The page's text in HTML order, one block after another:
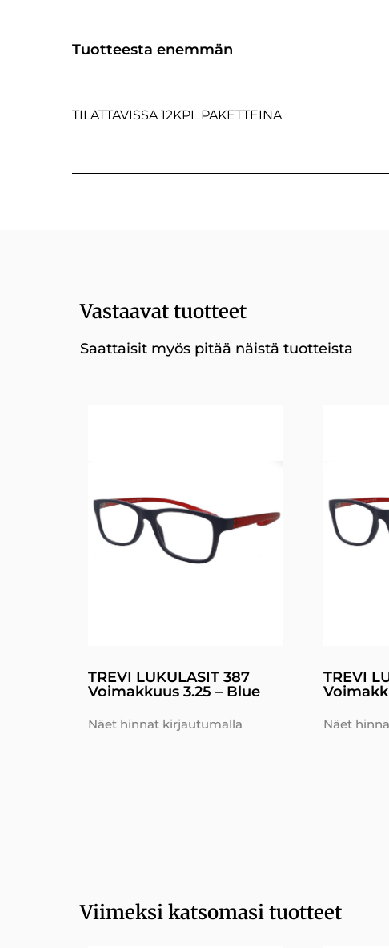
Tuotteesta enemmän
TILATTAVISSA 12KPL PAKETTEINA
Vastaavat tuotteet
Saattaisit myös pitää näistä tuotteista
TREVI LUKULASIT 387
Voimakkuus 3.25 – Blue
Näet hinnat kirjautumalla
TREVI
Näet
Viimeksi katsomasi tuotteet